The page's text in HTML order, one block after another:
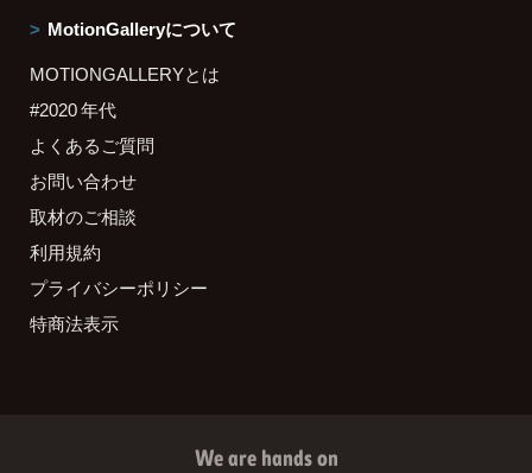
MotionGalleryについて
MOTIONGALLERYとは
#2020 年代
よくあるご質問
お問い合わせ
取材のご相談
利用規約
プライバシーポリシー
特商法表示
We are hands on